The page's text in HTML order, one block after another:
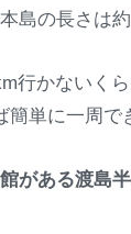
島の長さは約
行かないく
簡単に一周で
がある渡島